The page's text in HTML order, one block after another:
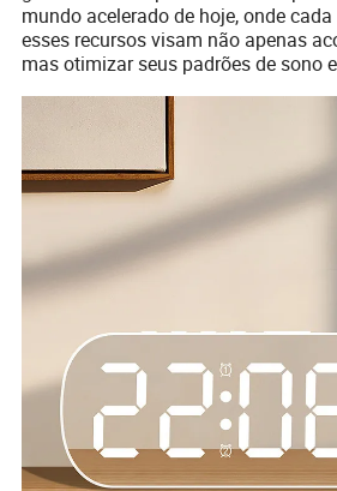
mundo acelerado de hoje, onde
esses recursos visam não apenas
mas otimizar seus padrões de sono